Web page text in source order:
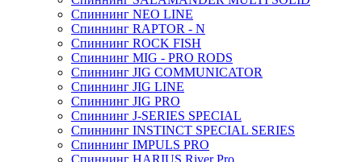
Спиннинг NEO LINE
Спиннинг RAPTOR - N
Спиннинг ROCK FISH
Спиннинг MIG - PRO RODS
Спиннинг JIG COMMUNICATOR
Спиннинг JIG LINE
Спиннинг JIG PRO
Спиннинг J-SERIES SPECIAL
Спиннинг INSTINCT SPECIAL SERIES
Спиннинг IMPULS PRO
Спиннинг HARIUS River Pro